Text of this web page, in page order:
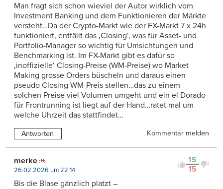
Man fragt sich schon wieviel der Autor wirklich vom
Investment Banking und dem Funktionieren der Märkte
versteht…Da der Crypto-Markt wie der FX-Markt 7 x 24h
funktioniert, entfällt das ‚Closing‘, was für Asset- und
Portfolio-Manager so wichtig für Umsichtungen und
Benchmarking ist. Im FX-Markt gibt es dafür so
‚inoffizielle‘ Closing-Preise (WM-Preise) wo Market
Making grosse Orders büscheln und daraus einen
pseudo Closing WM-Preis stellen…das zu einem
solchen Preise viel Volumen umgeht und ein el Dorado
für Frontrunning ist liegt auf der Hand…ratet mal um
welche Uhrzeit das stattfindet…
Antworten Kommentar melden
15
15
merke
26.02.2026 um 22:14
Bis die Blase gänzlich platzt –